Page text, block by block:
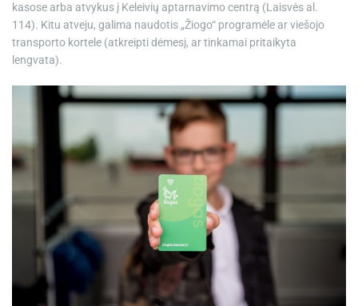
kasose arba atvykus į Keleivių aptarnavimo centrą (Laisvės al.
114). Kitu atveju, galima naudotis „Žiogo“ programėle ar viešojo
transporto kortele (atkreipti dėmesį, ar tinkamai pritaikyta
lengvata).